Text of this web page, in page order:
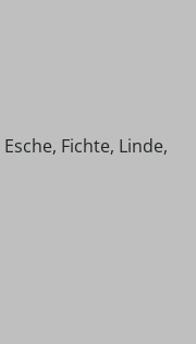
Fichte, Linde,